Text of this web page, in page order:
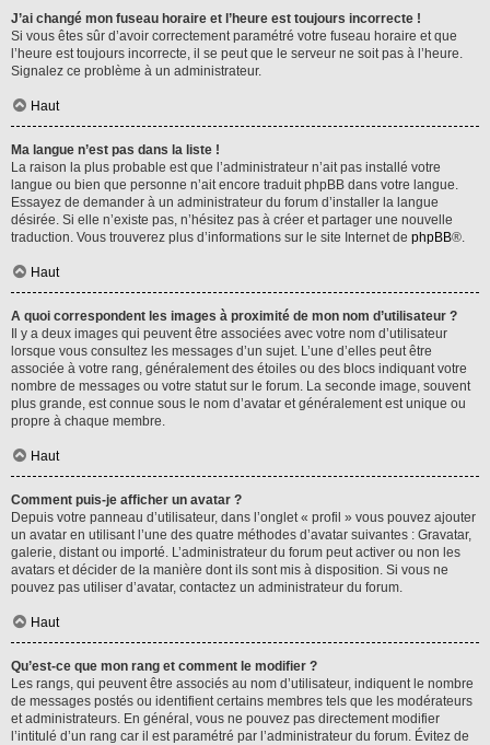
J’ai changé mon fuseau horaire et l’heure est toujours incorrecte !
Si vous êtes sûr d’avoir correctement paramétré votre fuseau horaire et que
l’heure est toujours incorrecte, il se peut que le serveur ne soit pas à l’heure.
Signalez ce problème à un administrateur.
Haut
Ma langue n’est pas dans la liste !
La raison la plus probable est que l’administrateur n’ait pas installé votre
langue ou bien que personne n’ait encore traduit phpBB dans votre langue.
Essayez de demander à un administrateur du forum d’installer la langue
désirée. Si elle n’existe pas, n’hésitez pas à créer et partager une nouvelle
traduction. Vous trouverez plus d’informations sur le site Internet de phpBB®.
Haut
A quoi correspondent les images à proximité de mon nom d’utilisateur ?
Il y a deux images qui peuvent être associées avec votre nom d’utilisateur
lorsque vous consultez les messages d’un sujet. L’une d’elles peut être
associée à votre rang, généralement des étoiles ou des blocs indiquant votre
nombre de messages ou votre statut sur le forum. La seconde image, souvent
plus grande, est connue sous le nom d’avatar et généralement est unique ou
propre à chaque membre.
Haut
Comment puis-je afficher un avatar ?
Depuis votre panneau d’utilisateur, dans l’onglet « profil » vous pouvez ajouter
un avatar en utilisant l’une des quatre méthodes d’avatar suivantes : Gravatar,
galerie, distant ou importé. L’administrateur du forum peut activer ou non les
avatars et décider de la manière dont ils sont mis à disposition. Si vous ne
pouvez pas utiliser d’avatar, contactez un administrateur du forum.
Haut
Qu’est-ce que mon rang et comment le modifier ?
Les rangs, qui peuvent être associés au nom d’utilisateur, indiquent le nombre
de messages postés ou identifient certains membres tels que les modérateurs
et administrateurs. En général, vous ne pouvez pas directement modifier
l’intitulé d’un rang car il est paramétré par l’administrateur du forum. Évitez de